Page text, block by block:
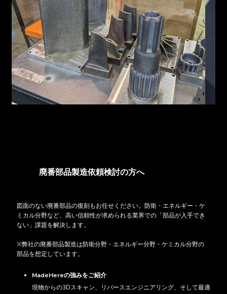
廃番部品製造依頼検討の方へ
図面のない廃番部品の復刻もお任せください。防衛・エネルギー・ケ
ミカル分野など、高い信頼性が求められる業界での「部品が入手でき
ない」課題を解決します。
※弊社の廃番部品製造は防衛分野・エネルギー分野・ケミカル分野の
部品を想定しています。
MadeHereの強みをご紹介
現物からの3Dスキャン、リバースエンジニアリング、そして最適